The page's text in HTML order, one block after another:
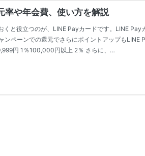
率や年会費、使い方を解説
くと役立つのが、LINE Payカードです。LINE
ンペーンでの還元でさらにポイントアップも
円 1％100,000円以上 2％ さらに、…